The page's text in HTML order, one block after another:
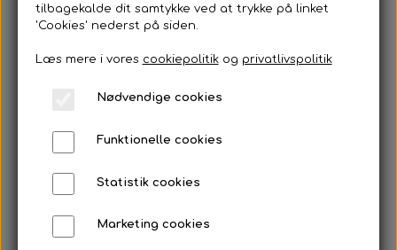
tilbagekalde dit samtykke ved at trykke på linket
'Cookies' nederst på siden.
Læs mere i vores cookiepolitikog privatlivspolitik
Nødvendige cookies
Funktionelle cookies
Statistik cookies
Marketing cookies